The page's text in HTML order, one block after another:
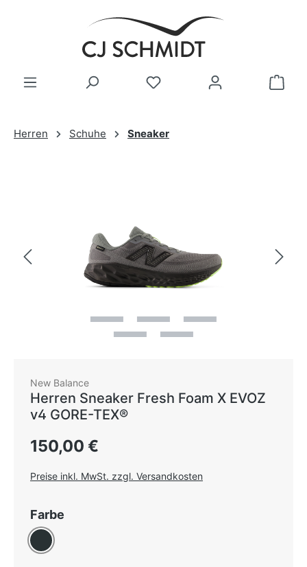
Zum Hauptinhalt springen
Herren Schuhe Sneaker
New Balance
Herren Sneaker Fresh Foam X EVOZ
v4 GORE-TEX®
Regulärer Preis:
150,00 €
Preise inkl. MwSt. zzgl. Versandkosten
Farbe
Anthrazit